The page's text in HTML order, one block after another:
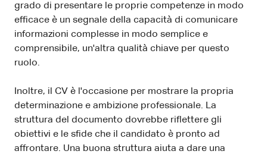
grado di presentare le proprie competenze in modo
efficace è un segnale della capacità di comunicare
informazioni complesse in modo semplice e
comprensibile, un'altra qualità chiave per questo
ruolo.
Inoltre, il CV è l'occasione per mostrare la propria
determinazione e ambizione professionale. La
struttura del documento dovrebbe riflettere gli
obiettivi e le sfide che il candidato è pronto ad
affrontare. Una buona struttura aiuta a dare una